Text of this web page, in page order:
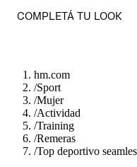
COMPLETÁ TU LOOK
hm.com
/Sport
/Mujer
/Actividad
/Training
/Remeras
/Top deportivo